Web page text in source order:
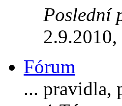
Poslední
Fórum
... pravidla,